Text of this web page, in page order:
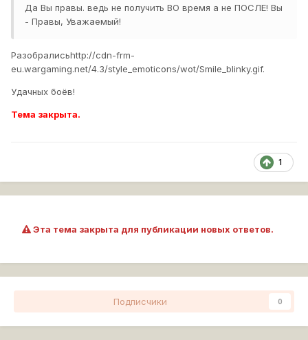
Да Вы правы. ведь не получить ВО время а не ПОСЛЕ! Вы
- Правы, Уважаемый!
Разобралисьhttp://cdn-frm-
eu.wargaming.net/4.3/style_emoticons/wot/Smile_blinky.gif.
Удачных боёв!
Тема закрыта.
1
Эта тема закрыта для публикации новых ответов.
Подписчики 0